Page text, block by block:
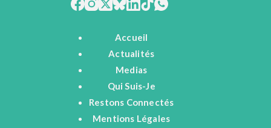
Accueil
Actualités
Medias
Qui Suis-Je
Restons Connectés
Mentions Légales